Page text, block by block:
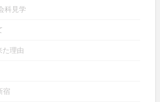
科見学
た理由
宿